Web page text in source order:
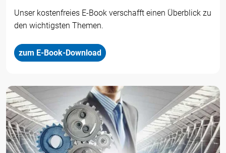
Unser kostenfreies E-Book verschafft einen Überblick zu
den wichtigsten Themen.
zum E-Book-Download